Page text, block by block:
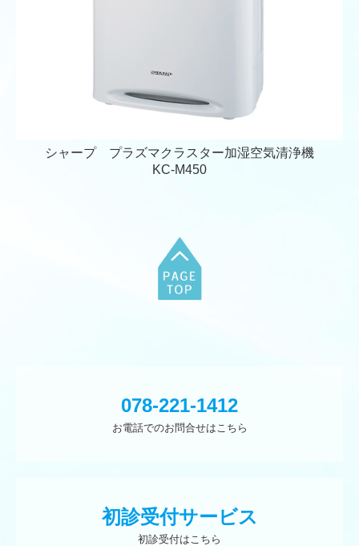
シャープ プラズマクラスター加湿空気清浄機
KC-M450
078-221-1412
お電話でのお問合せはこちら
初診受付サービス
初診受付はこちら